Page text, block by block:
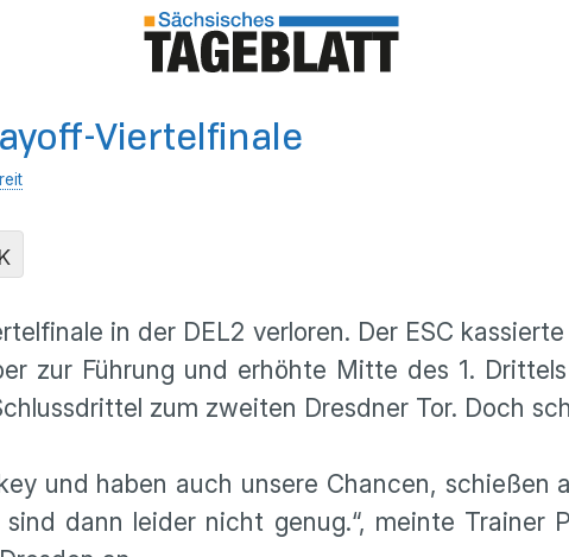
Viertelfinale
in der DEL2 verloren. Der ESC
zur Führung und erhöhte Mitte des 1.
zum zweiten Dresdner Tor. Doch
und haben auch unsere Chancen, schießen
dann leider nicht genug.“, meinte